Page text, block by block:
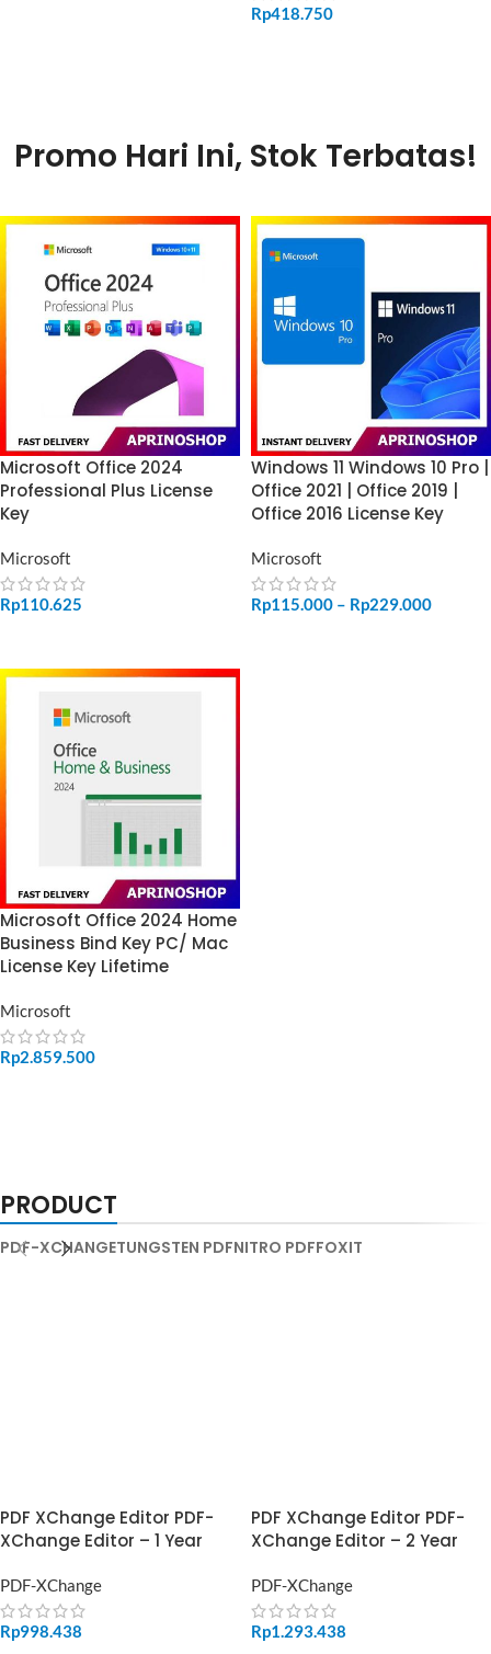
Rp418.750
Promo Hari Ini, Stok Terbatas!
Microsoft Office 2024
Professional Plus License
Key
Microsoft
Rp110.625
Windows 11 Windows 10 Pro |
Office 2021 | Office 2019 |
Office 2016 License Key
Microsoft
Rp115.000 – Rp229.000
Microsoft Office 2024 Home
Business Bind Key PC/ Mac
License Key Lifetime
Microsoft
Rp2.859.500
PRODUCT
PDF-XCHANGETUNGSTEN PDFNITRO PDFFOXIT
PDF XChange Editor PDF-
XChange Editor – 1 Year
PDF-XChange
Rp998.438
PDF XChange Editor PDF-
XChange Editor – 2 Year
PDF-XChange
Rp1.293.438